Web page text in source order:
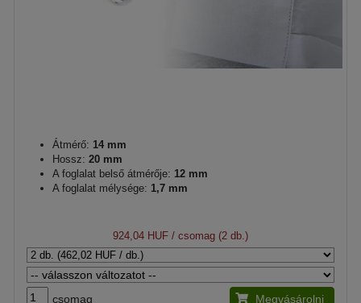
Átmérő: 14 mm
Hossz: 20 mm
A foglalat belső átmérője: 12 mm
A foglalat mélysége: 1,7 mm
924,04 HUF / csomag (2 db.)
csomag Megvásárolni